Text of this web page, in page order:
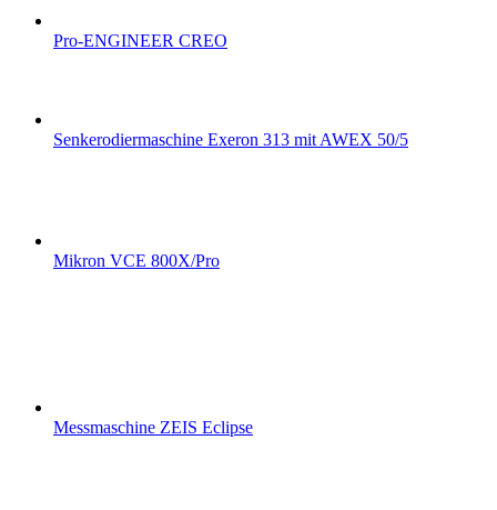
Pro-ENGINEER CREO
Senkerodiermaschine Exeron 313 mit AWEX 50/5
Mikron VCE 800X/Pro
Messmaschine ZEIS Eclipse